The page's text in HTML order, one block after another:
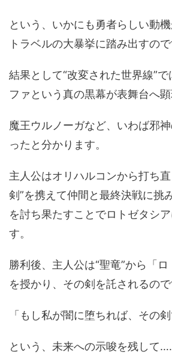
という、いかにも勇者らしい動
トラベルの大暴挙に踏み出すので
結果として“改変された世界線”
ファという真の黒幕が表舞台へ顕
魔王ウルノーガなど、いわば邪
ったと分かります。
主人公はオリハルコンから打ち
剣”を携えて仲間と最終決戦に挑
を討ち果たすことでロトゼタシ
す。
勝利後、主人公は“聖竜”から「
を授かり、その剣を託されるので
「もし私が闇に堕ちれば、その剣
という、未来への示唆を残して